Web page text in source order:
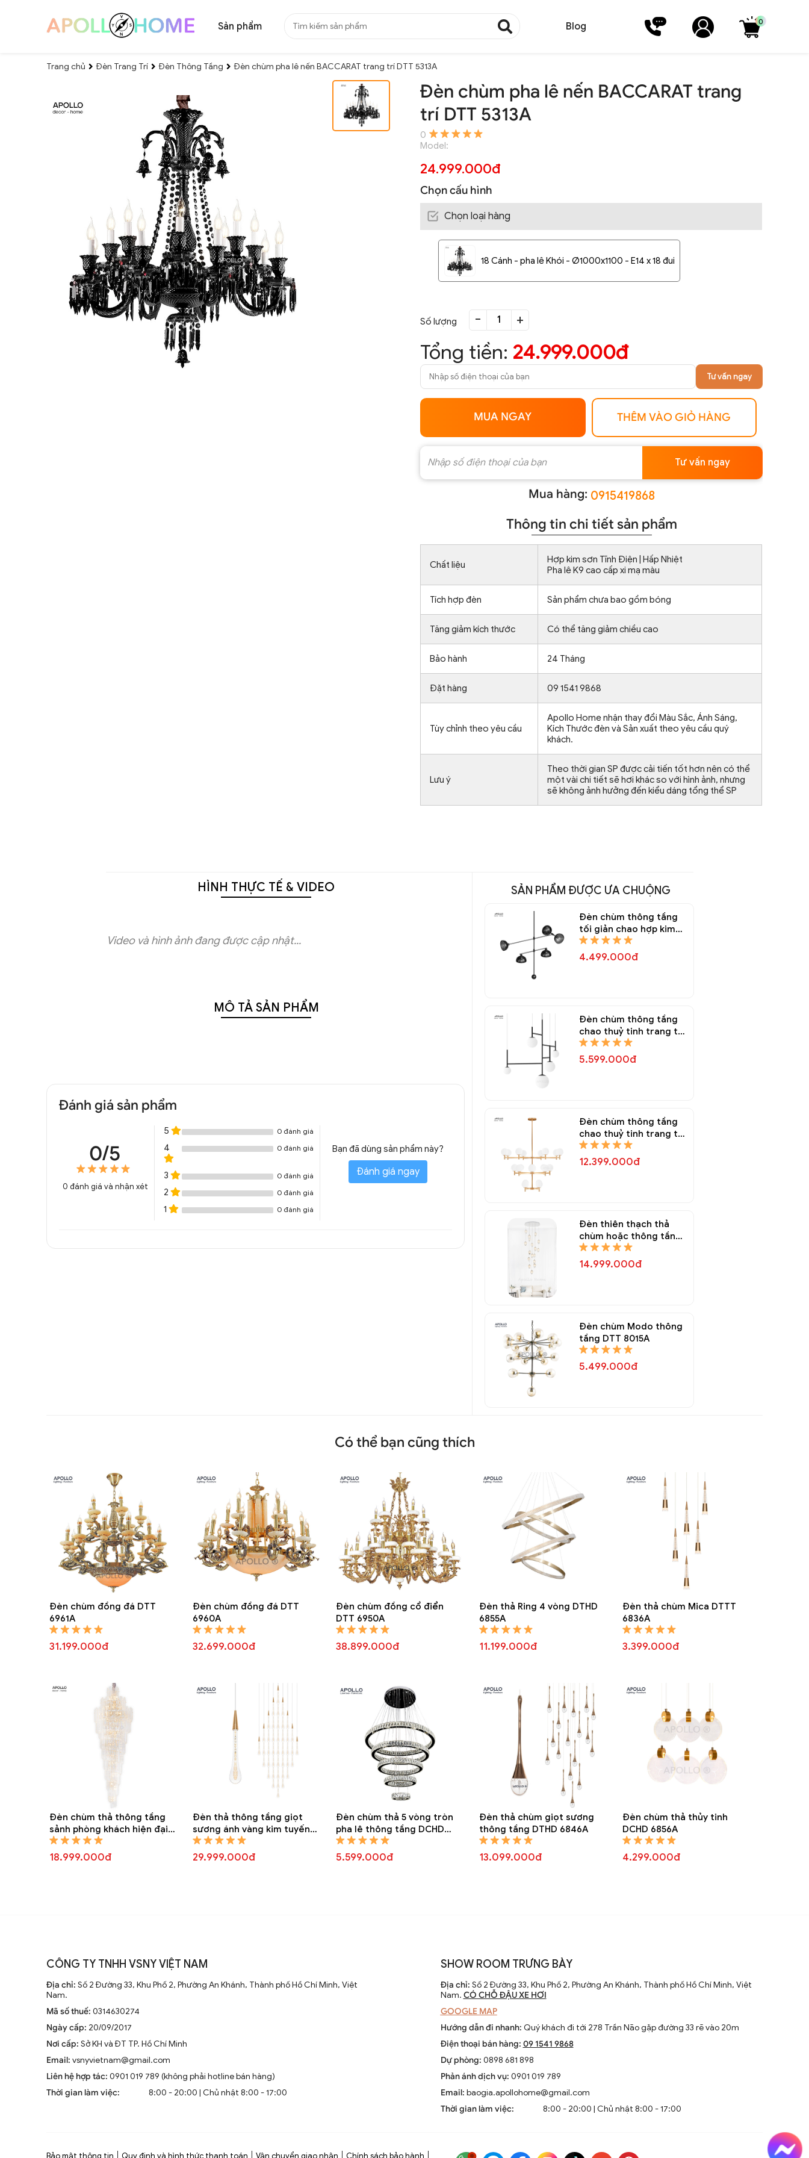
Sản phẩm Blog 0
Trang chủ Đèn Trang Trí Đèn Thông Tầng Đèn chùm pha lê nến BACCARAT trang trí DTT 5313A
Đèn chùm pha lê nến BACCARAT trang
trí DTT 5313A
0
Model:
24.999.000đ
Chọn cấu hình
Chọn loại hàng
18 Cánh - pha lê Khói - Ø1000x1100 - E14 x 18 đui
Số lượng - +
Tổng tiền: 24.999.000đ
Tư vấn ngay
MUA NGAY THÊM VÀO GIỎ HÀNG
Tư vấn ngay
Mua hàng: 0915419868
Thông tin chi tiết sản phẩm
Chất liệu
Hợp kim sơn Tĩnh Điện | Hấp Nhiệt
Pha lê K9 cao cấp xi mạ màu
Tích hợp đèn Sản phẩm chưa bao gồm bóng
Tăng giảm kích thước Có thể tăng giảm chiều cao
Bảo hành 24 Tháng
Đặt hàng 09 1541 9868
Tùy chỉnh theo yêu cầu
Apollo Home nhận thay đổi Màu Sắc, Ánh Sáng,
Kích Thước đèn và Sản xuất theo yêu cầu quý
khách.
Lưu ý
Theo thời gian SP được cải tiến tốt hơn nên có thể
một vài chi tiết sẽ hơi khác so với hình ảnh, nhưng
sẽ không ảnh hưởng đến kiểu dáng tổng thể SP
HÌNH THỰC TẾ & VIDEO
Video và hình ảnh đang được cập nhật...
MÔ TẢ SẢN PHẨM
Đánh giá sản phẩm
0/5
0 đánh giá và nhận xét
5 0 đánh giá
4 0 đánh giá
3 0 đánh giá
2 0 đánh giá
1 0 đánh giá
Bạn đã dùng sản phẩm này?
Đánh giá ngay
SẢN PHẨM ĐƯỢC ƯA CHUỘNG
Đèn chùm thông tầng
tối giản chao hợp kim
Decor trang trí DTT
8240A
4.499.000đ
Đèn chùm thông tầng
chao thuỷ tinh trang trí
DTT 8229A
5.599.000đ
Đèn chùm thông tầng
chao thuỷ tinh trang trí
DTT 8170A
12.399.000đ
Đèn thiên thạch thả
chùm hoặc thông tầng
DTT 8020A
14.999.000đ
Đèn chùm Modo thông
tầng DTT 8015A
5.499.000đ
Có thể bạn cũng thích
Đèn chùm đồng đá DTT
6961A
31.199.000đ
Đèn chùm đồng đá DTT
6960A
32.699.000đ
Đèn chùm đồng cổ điển
DTT 6950A
38.899.000đ
Đèn thả Ring 4 vòng DTHD
6855A
11.199.000đ
Đèn thả chùm Mica DTTT
6836A
3.399.000đ
Đèn chùm thả thông tầng
sảnh phòng khách hiện đại
DTT 4237A
18.999.000đ
Đèn thả thông tầng giọt
sương ánh vàng kim tuyến
DTTT 6830A
29.999.000đ
Đèn chùm thả 5 vòng tròn
pha lê thông tầng DCHD
6821A
5.599.000đ
Đèn thả chùm giọt sương
thông tầng DTHD 6846A
13.099.000đ
Đèn chùm thả thủy tinh
DCHD 6856A
4.299.000đ
CÔNG TY TNHH VSNY VIỆT NAM
Địa chỉ: Số 2 Đường 33, Khu Phố 2, Phường An Khánh, Thành phố Hồ Chí Minh, Việt
Nam.
Mã số thuế: 0314630274
Ngày cấp: 20/09/2017
Nơi cấp: Sở KH và ĐT TP. Hồ Chí Minh
Email: vsnyvietnam@gmail.com
Liên hệ hợp tác: 0901 019 789 (không phải hotline bán hàng)
Thời gian làm việc:
8:00 - 20:00 | Chủ nhật 8:00 - 17:00
SHOW ROOM TRƯNG BÀY
Địa chỉ: Số 2 Đường 33, Khu Phố 2, Phường An Khánh, Thành phố Hồ Chí Minh, Việt
Nam. CÓ CHỖ ĐẬU XE HƠI
GOOGLE MAP
Hướng dẫn đi nhanh: Quý khách đi tới 278 Trần Não gặp đường 33 rẽ vào 20m
Điện thoại bán hàng: 09 1541 9868
Dự phòng: 0898 681 898
Phản ánh dịch vụ: 0901 019 789
Email: baogia.apollohome@gmail.com
Thời gian làm việc:
8:00 - 20:00 | Chủ nhật 8:00 - 17:00
Bảo mật thông tin Quy định và hình thức thanh toán Vận chuyển giao nhận Chính sách bảo hành